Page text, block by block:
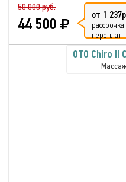
50 000 руб.
44 500 от 1
рассрочка
переплат
OTO Chiro II